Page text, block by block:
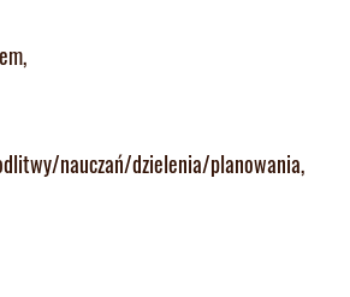
nauczań/dzielenia/planowania,